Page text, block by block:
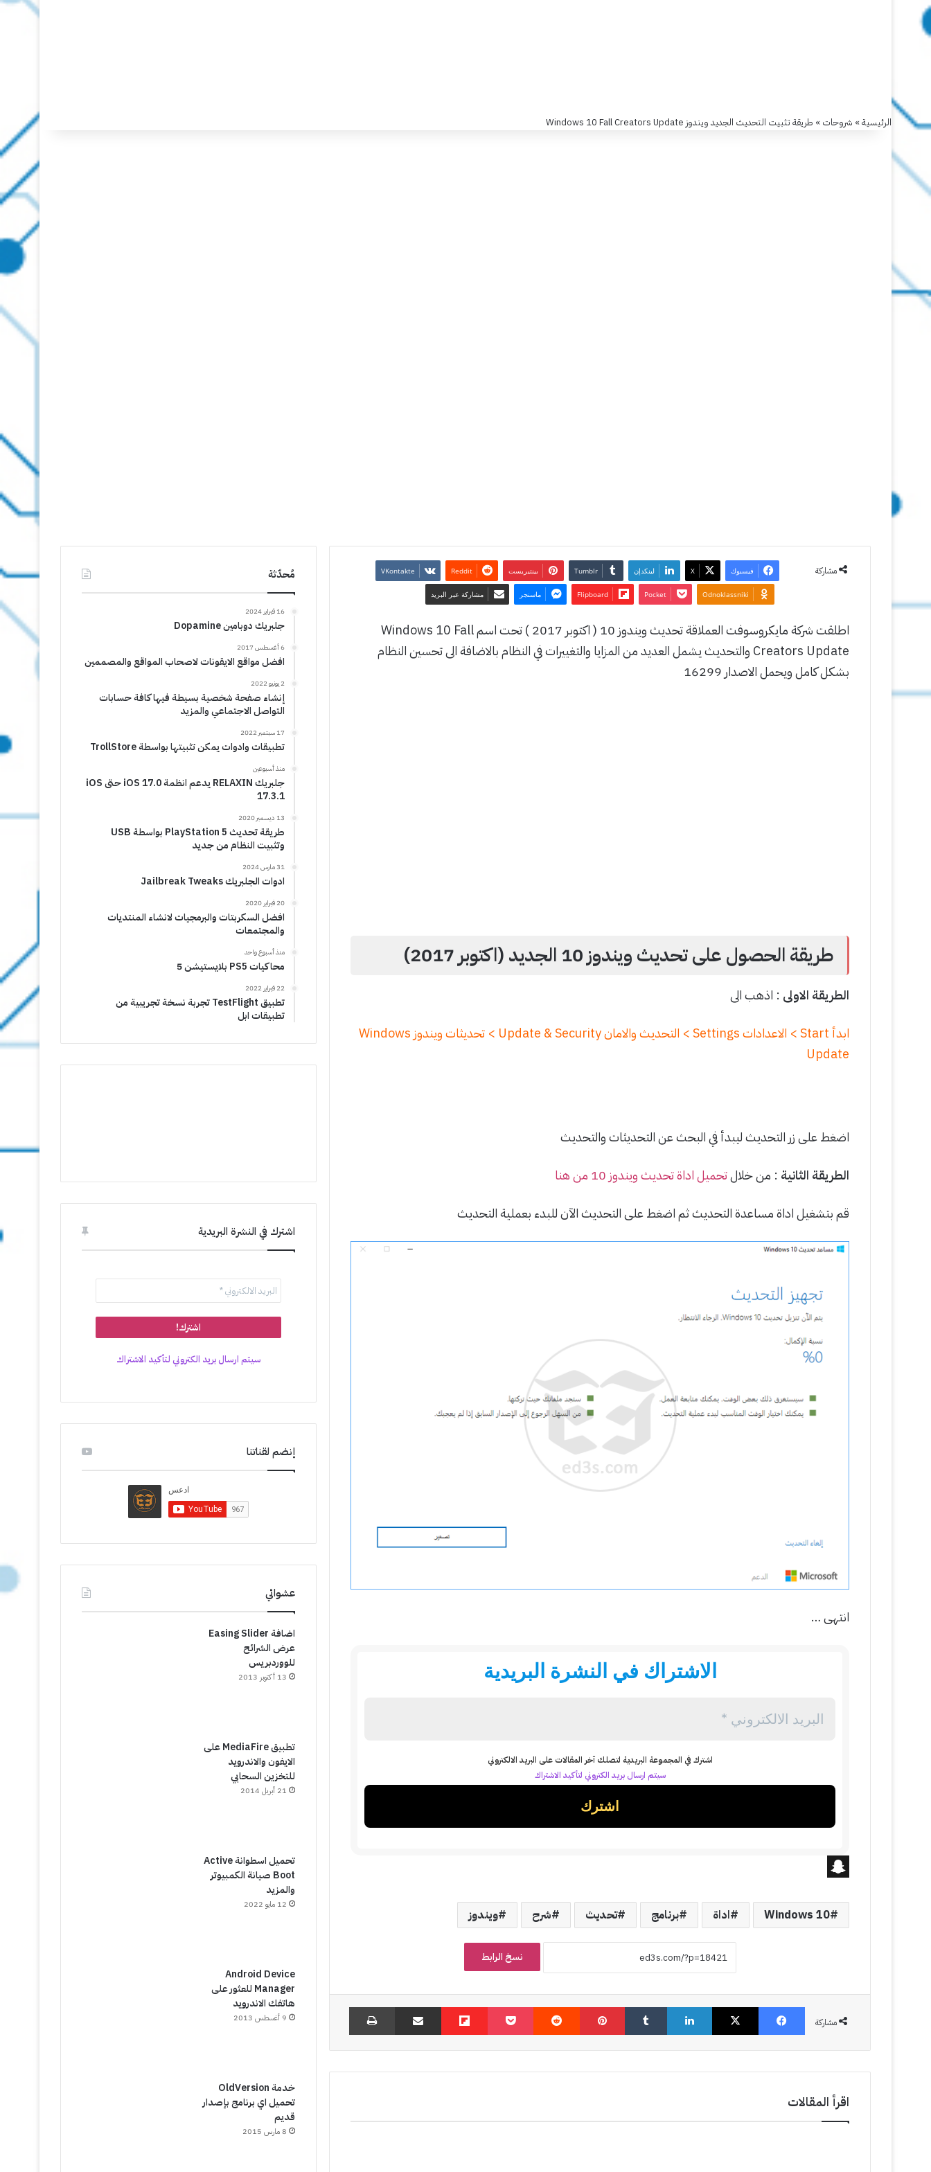
الرئيسية» شروحات » طريقة تثبيت التحديث الجديد ويندوز Windows 10 Fall Creators Updateالجديد
مشاركة فيسبوك ‫X لينكدإن ‏Tumblr بينتيريست ‏Reddit
Odnoklassniki
‫Pocket
Flipboard ماسنجر مشاركة عبر البريد
اطلقت شركة مايكروسوفت العملاقة تحديث ويندوز 10 ( اكتوبر 2017 ) تحت اسم Windows 10 Fall
Creators Update والتحديث يشمل العديد من المزايا والتغييرات في النظام بالاضافة الى تحسين النظام
بشكل كامل ويحمل الاصدار 16299
طريقة الحصول على تحديث ويندوز 10 الجديد (اكتوبر 2017)
الطريقة الاولى : اذهب الى
ابدأ Start > الاعدادات Settings > التحديث والامان Update & Security > تحديثات ويندوز Windows
Update
اضغط على زر التحديث ليبدأ في البحث عن التحديثات والتحديث
الطريقة الثانية : من خلالتحميل اداة تحديث ويندوز 10 من هنا
قم بتشغيل اداة مساعدة التحديث ثم اضغط على التحديث الآن للبدء بعملية التحديث
انتهى …
الاشتراك في النشرة البريدية
اشترك في المجموعة البريدية لتصلك آخر المقالات على البريد الالكتروني
سيتم ارسال بريد الكتروني لتأكيد الاشتراك
a
h
a
Windows 10 اداة برنامج تحديث شرح ويندوز
نسخ الرابط
مشاركة
فيسبوك ‫X لينكدإن ‏Tumblr بينتيريست ‏Reddit
‫Pocket
Flipboard مشاركة عبر البريد
اقرأ المقالات
مُحدّثة
16 فبراير 2024
جلبريك دوبامين Dopamine
6 أغسطس 2017
افضل مواقع الايقونات لاصحاب المواقع والمصممين
2 يونيو 2022
إنشاء صفحة شخصية بسيطة فيها كافة حسابات
التواصل الاجتماعي والمزيد
17 سبتمبر 2022
تطبيقات وادوات يمكن تثبيتها بواسطة TrollStore
منذ أسبوعين
جلبريك RELAXIN يدعم انظمة iOS 17.0 حتى iOS
17.3.1
13 ديسمبر 2020
طريقة تحديث PlayStation 5 بواسطة USB
وتثبيت النظام من جديد
31 مارس 2024
ادوات الجلبريك Jailbreak Tweaks
20 فبراير 2020
افضل السكربتات والبرمجيات لانشاء المنتديات
والمجتمعات
منذ أسبوع واحد
محاكيات PS5 بلايستيشن 5
22 فبراير 2022
تطبيق TestFlight تجربة نسخة تجريبية من
تطبيقات ابل
اشترك في النشرة البريدية
سيتم ارسال بريد الكتروني لتأكيد الاشتراك
إنضم لقناتنا
عشوائي
اضافة Easing Slider
عرض الشرائح
للووردبريس
13 أكتوبر 2013
تطبيق MediaFire على
الايفون والاندرويد
للتخزين السحابي
21 أبريل 2014
تحميل اسطوانة Active
Boot صيانة الكمبيوتر
والمزيد
12 مايو 2022
Android Device
Manager للعثور على
هاتفك الاندرويد
9 أغسطس 2013
خدمة OldVersion
تحميل اي برنامج بإصدار
قديم
8 مارس 2015